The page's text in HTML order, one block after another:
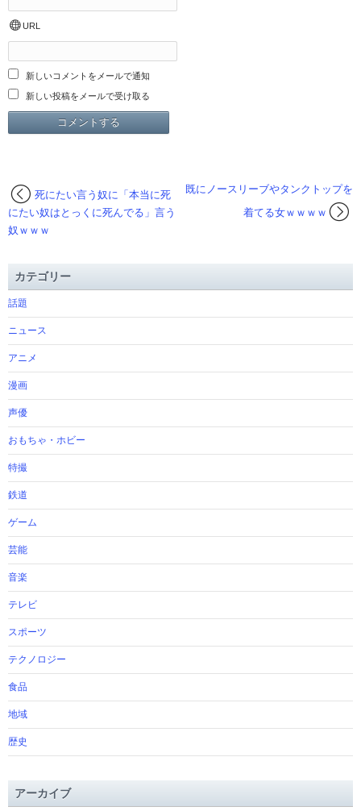
URL
新しいコメントをメールで通知
新しい投稿をメールで受け取る
既にノースリーブやタンクトップを
着てる女ｗｗｗｗ
死にたい言う奴に「本当に死
にたい奴はとっくに死んでる」言う
奴ｗｗｗ
カテゴリー
話題
ニュース
アニメ
漫画
声優
おもちゃ・ホビー
特撮
鉄道
ゲーム
芸能
音楽
テレビ
スポーツ
テクノロジー
食品
地域
歴史
アーカイブ